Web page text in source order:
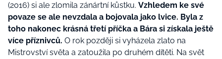
(2016) si ale zlomila zánártní kůstku. Vzhledem ke své
povaze se ale nevzdala a bojovala jako lvice. Byla z
toho nakonec krásná třetí příčka a Bára si získala ještě
více příznivců. O rok později si vyházela zlato na
Mistrovství světa a zatoužila po druhém dítěti. Na svět